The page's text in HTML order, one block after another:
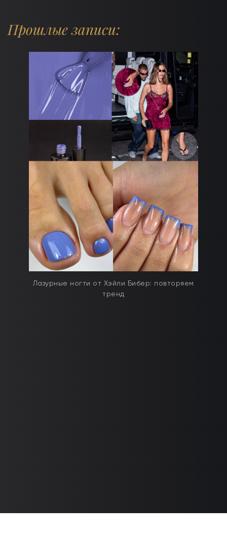
Прошлые записи:
Лазурные ногти от Хэйли Бибер: повторяем
тренд